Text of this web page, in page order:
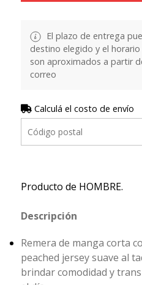
El plazo de entrega
destino elegido y el
son aproximados a partir
correo
Calculá el costo de envío
Producto de HOMBRE.
Descripción
Remera de manga corta
peached jersey suave al
brindar comodidad y